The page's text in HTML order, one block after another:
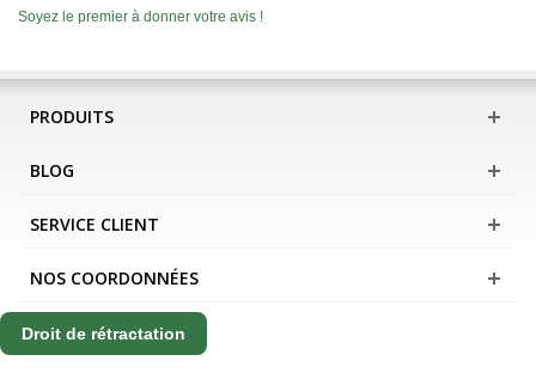
Soyez le premier à donner votre avis !
PRODUITS
BLOG
SERVICE CLIENT
NOS COORDONNÉES
Droit de rétractation